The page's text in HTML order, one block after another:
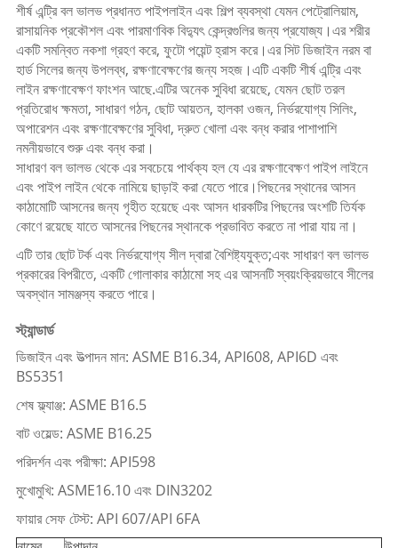
শীর্ষ এন্ট্রি বল ভালভ প্রধানত পাইপলাইন এবং শিল্প ব্যবস্থা যেমন পেট্রোলিয়াম,
রাসায়নিক প্রকৌশল এবং পারমাণবিক বিদ্যুৎ কেন্দ্রগুলির জন্য প্রযোজ্য।এর শরীর
একটি সমন্বিত নকশা গ্রহণ করে, ফুটো পয়েন্ট হ্রাস করে।এর সিট ডিজাইন নরম বা
হার্ড সিলের জন্য উপলব্ধ, রক্ষণাবেক্ষণের জন্য সহজ।এটি একটি শীর্ষ এন্ট্রি এবং
লাইন রক্ষণাবেক্ষণ ফাংশন আছে.এটির অনেক সুবিধা রয়েছে, যেমন ছোট তরল
প্রতিরোধ ক্ষমতা, সাধারণ গঠন, ছোট আয়তন, হালকা ওজন, নির্ভরযোগ্য সিলিং,
অপারেশন এবং রক্ষণাবেক্ষণের সুবিধা, দ্রুত খোলা এবং বন্ধ করার পাশাপাশি
নমনীয়ভাবে শুরু এবং বন্ধ করা।
সাধারণ বল ভালভ থেকে এর সবচেয়ে পার্থক্য হল যে এর রক্ষণাবেক্ষণ পাইপ লাইনে
এবং পাইপ লাইন থেকে নামিয়ে ছাড়াই করা যেতে পারে।পিছনের স্থানের আসন
কাঠামোটি আসনের জন্য গৃহীত হয়েছে এবং আসন ধারকটির পিছনের অংশটি তির্যক
কোণে রয়েছে যাতে আসনের পিছনের স্থানকে প্রভাবিত করতে না পারা যায় না।
এটি তার ছোট টর্ক এবং নির্ভরযোগ্য সীল দ্বারা বৈশিষ্ট্যযুক্ত;এবং সাধারণ বল ভালভ
প্রকারের বিপরীতে, একটি গোলাকার কাঠামো সহ এর আসনটি স্বয়ংক্রিয়ভাবে সীলের
অবস্থান সামঞ্জস্য করতে পারে।
স্ট্যান্ডার্ড
ডিজাইন এবং উত্পাদন মান: ASME B16.34, API608, API6D এবং
BS5351
শেষ ফ্ল্যাঞ্জ: ASME B16.5
বাট ওয়েল্ড: ASME B16.25
পরিদর্শন এবং পরীক্ষা: API598
মুখোমুখি: ASME16.10 এবং DIN3202
ফায়ার সেফ টেস্ট: API 607/API 6FA